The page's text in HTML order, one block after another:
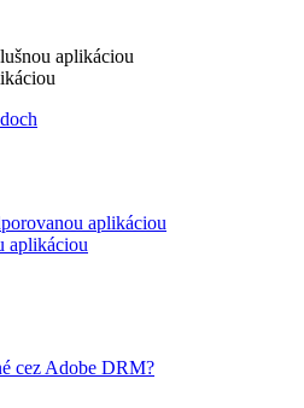
aplikáciou
aplikáciou
aplikáciou
cez Adobe DRM?